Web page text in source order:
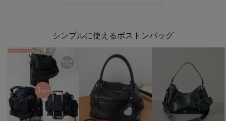
シンプルに使えるボストンバッグ